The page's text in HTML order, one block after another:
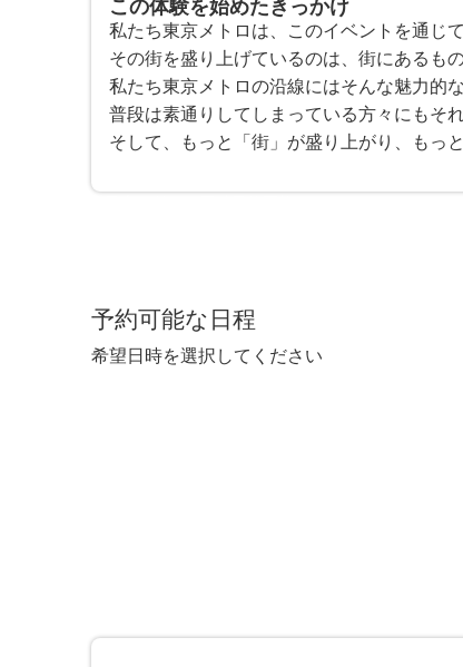
この体験を始めたきっかけ
私たち東京メトロは、このイベントを通じ
その街を盛り上げているのは、街にあるもの
私たち東京メトロの沿線にはそんな魅力的
普段は素通りしてしまっている方々にもそ
そして、もっと「街」が盛り上がり、もっ
予約可能な日程
希望日時を選択してください